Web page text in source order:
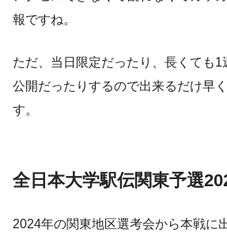
報ですね。
ただ、当日限定だったり、長くても
公開だったりするので出来るだけ早
す。
全日本大学駅伝関東予選
2024年の関東地区選考会から本戦に